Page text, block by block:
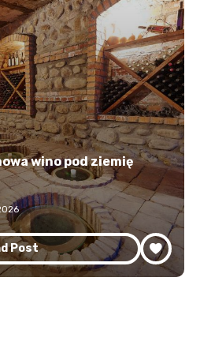
wino pod ziemię
Post